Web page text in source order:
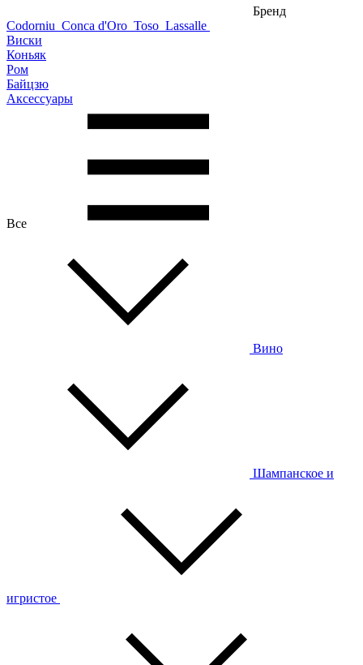
Бренд
Codorniu Conca d'Oro Toso Lassalle
Виски
Коньяк
Ром
Байцзю
Аксессуары
Все
Вино
Шампанское и
игристое